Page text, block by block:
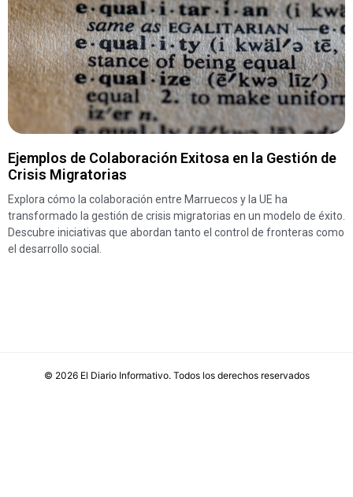
Ejemplos de Colaboración Exitosa en la Gestión de
Crisis Migratorias
Explora cómo la colaboración entre Marruecos y la UE ha
transformado la gestión de crisis migratorias en un modelo de éxito.
Descubre iniciativas que abordan tanto el control de fronteras como
el desarrollo social.
© 2026 El Diario Informativo. Todos los derechos reservados